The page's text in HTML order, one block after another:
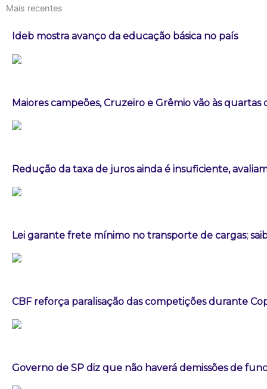
Mais recentes
Ideb mostra avanço da educação básica no país
Maiores campeões, Cruzeiro e Grêmio vão às quartas
Redução da taxa de juros ainda é insuficiente,
Lei garante frete mínimo no transporte de cargas;
CBF reforça paralisação das competições durante
Governo de SP diz que não haverá demissões de